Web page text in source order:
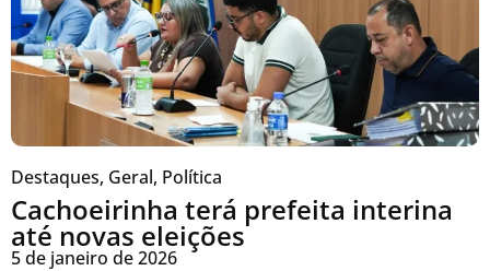
Destaques, Geral, Política
Cachoeirinha terá prefeita interina
até novas eleições
5 de janeiro de 2026